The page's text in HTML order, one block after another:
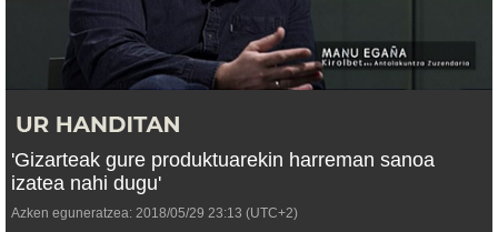
'Gizarteak gure produktuarekin harreman sanoa
izatea nahi dugu'
Azken eguneratzea: 2018/05/29 23:13 (UTC+2)